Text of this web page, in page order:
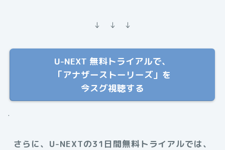
↓ ↓ ↓
U-NEXT 無料トライアルで、
「アナザーストーリーズ」を
今スグ視聴する
.
さらに、U-NEXTの31日間無料トライアルでは、